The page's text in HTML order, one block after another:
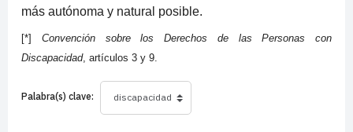
más autónoma y natural posible.
[*]
Convención sobre los Derechos de las Personas con
Discapacidad, artículos 3 y 9.
Palabra(s) clave: